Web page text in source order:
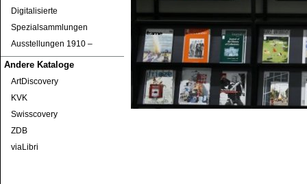
Digitalisierte
Spezialsammlungen
Ausstellungen 1910 ‒
Andere Kataloge
ArtDiscovery
KVK
Swisscovery
ZDB
viaLibri